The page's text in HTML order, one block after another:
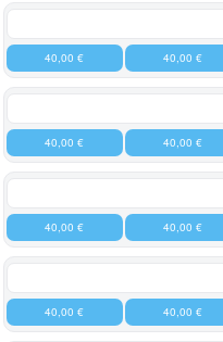
40,00 € 40,00 €
40,00 € 40,00 €
40,00 € 40,00 €
40,00 € 40,00 €